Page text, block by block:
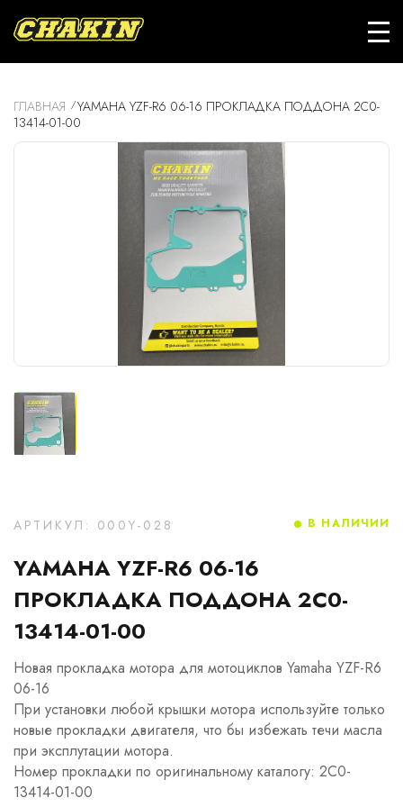
ГЛАВНАЯ
YAMAHA YZF-R6 06-16 ПРОКЛАДКА ПОДДОНА 2C0-
13414-01-00
АРТИКУЛ: 000Y-028
YAMAHA YZF-R6 06-16
ПРОКЛАДКА ПОДДОНА 2C0-
13414-01-00
Новая прокладка мотора для мотоциклов Yamaha YZF-R6
06-16
При установки любой крышки мотора используйте только
новые прокладки двигателя, что бы избежать течи масла
при эксплутации мотора.
Номер прокладки по оригинальному каталогу: 2C0-
13414-01-00
В НАЛИЧИИ